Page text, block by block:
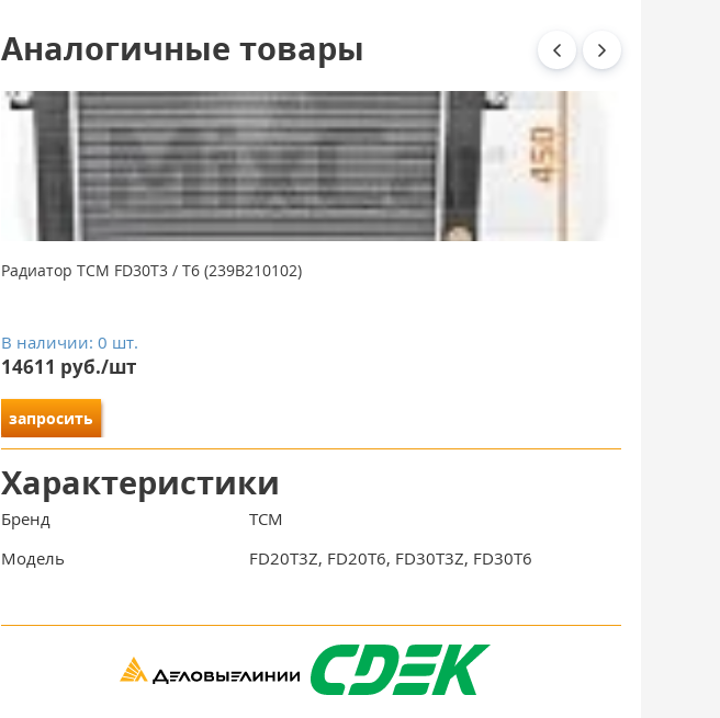
Аналогичные товары
Радиатор TCM FD30T3 / T6 (239B210102)
В наличии: 0 шт.
14611 руб./шт
запросить
Характеристики
Бренд
TCM
Модель
FD20T3Z, FD20T6, FD30T3Z, FD30T6